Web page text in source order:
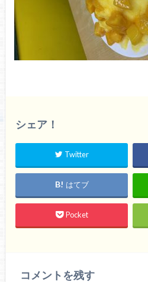
シェア！
Twitter
はてブ
Pocket
コメントを残す